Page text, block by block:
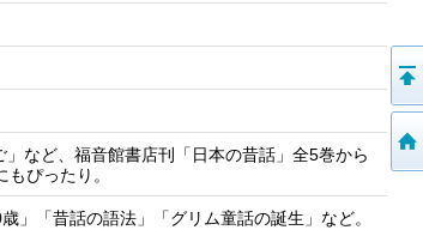
など、福音館書店刊「日本の昔話」全5巻から
ぴったり。
」「昔話の語法」「グリム童話の誕生」など。